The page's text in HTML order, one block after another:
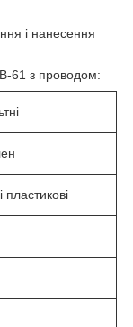
і нанесення
61 з проводом:
пластикові